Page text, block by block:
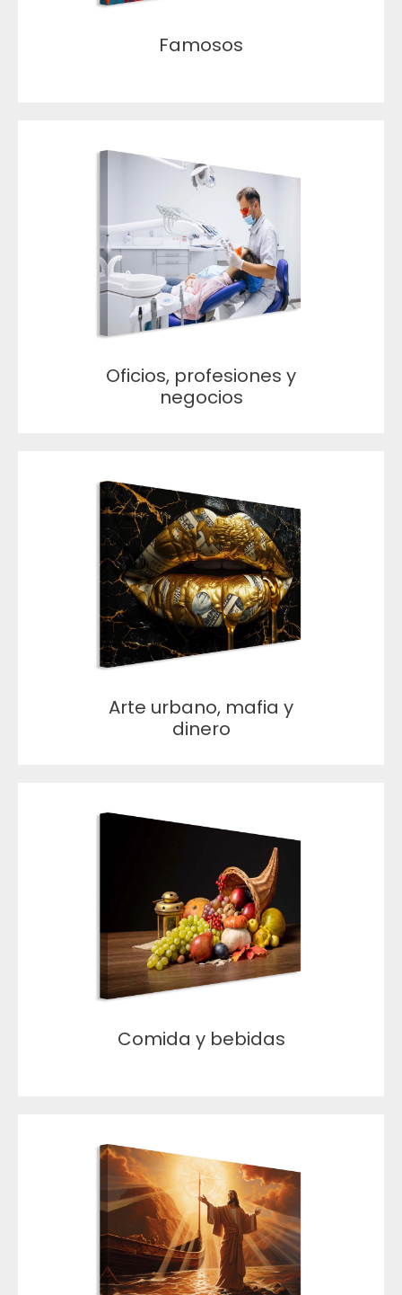
Famosos
Oficios, profesiones y
negocios
Arte urbano, mafia y
dinero
Comida y bebidas